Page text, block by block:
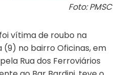
Foto: PMSC
vítima de roubo na
no bairro Oficinas, em
Rua dos Ferroviários